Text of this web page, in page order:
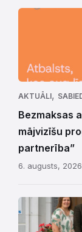
AKTUĀLI,
Bezmaksas
mājvizīšu
partnerība”
6. augusts,